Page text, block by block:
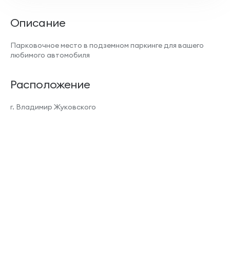
Описание
Парковочное место в подземном паркинге для вашего
любимого автомобиля
Расположение
г. Владимир Жуковского